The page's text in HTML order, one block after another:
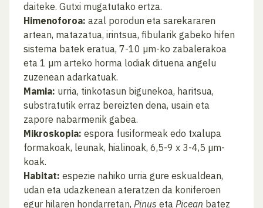
daiteke. Gutxi mugatutako ertza.
Himenoforoa: azal porodun eta sarekararen
artean, matazatua, irintsua, fibularik gabeko hifen
sistema batek eratua, 7-10 µm-ko zabalerakoa
eta 1 µm arteko horma lodiak dituena angelu
zuzenean adarkatuak.
Mamia: urria, tinkotasun bigunekoa, haritsua,
substratutik erraz bereizten dena, usain eta
zapore nabarmenik gabea.
Mikroskopia: espora fusiformeak edo txalupa
formakoak, leunak, hialinoak, 6,5-9 x 3-4,5 µm-
koak.
Habitat: espezie nahiko urria gure eskualdean,
udan eta udazkenean ateratzen da koniferoen
egur hilaren hondarretan, Pinus eta Picean batez